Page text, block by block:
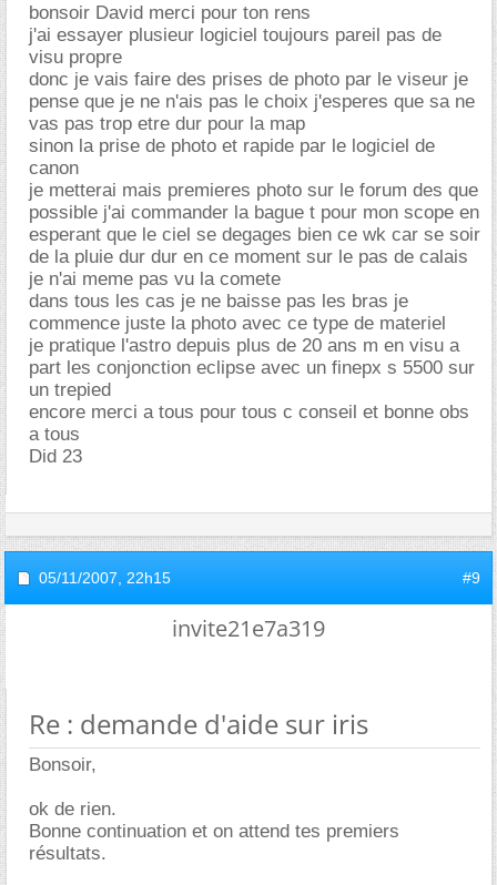
bonsoir David merci pour ton rens
j'ai essayer plusieur logiciel toujours pareil pas de
visu propre
donc je vais faire des prises de photo par le viseur je
pense que je ne n'ais pas le choix j'esperes que sa ne
vas pas trop etre dur pour la map
sinon la prise de photo et rapide par le logiciel de
canon
je metterai mais premieres photo sur le forum des que
possible j'ai commander la bague t pour mon scope en
esperant que le ciel se degages bien ce wk car se soir
de la pluie dur dur en ce moment sur le pas de calais
je n'ai meme pas vu la comete
dans tous les cas je ne baisse pas les bras je
commence juste la photo avec ce type de materiel
je pratique l'astro depuis plus de 20 ans m en visu a
part les conjonction eclipse avec un finepx s 5500 sur
un trepied
encore merci a tous pour tous c conseil et bonne obs
a tous
Did 23
05/11/2007, 22h15 #9
invite21e7a319
Re : demande d'aide sur iris
Bonsoir,
ok de rien.
Bonne continuation et on attend tes premiers
résultats.